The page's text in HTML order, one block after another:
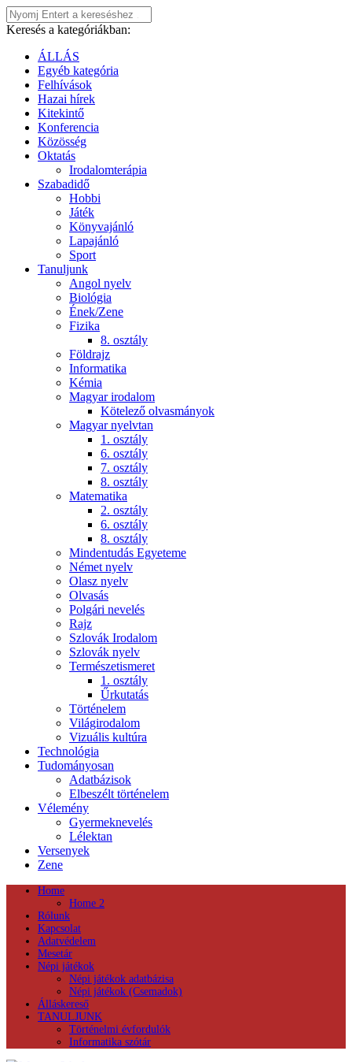
Keresés a kategóriákban:
ÁLLÁS
Egyéb kategória
Felhívások
Hazai hírek
Kitekintő
Konferencia
Közösség
Oktatás
Irodalomterápia
Szabadidő
Hobbi
Játék
Könyvajánló
Lapajánló
Sport
Tanuljunk
Angol nyelv
Biológia
Ének/Zene
Fizika
8. osztály
Földrajz
Informatika
Kémia
Magyar irodalom
Kötelező olvasmányok
Magyar nyelvtan
1. osztály
6. osztály
7. osztály
8. osztály
Matematika
2. osztály
6. osztály
8. osztály
Mindentudás Egyeteme
Német nyelv
Olasz nyelv
Olvasás
Polgári nevelés
Rajz
Szlovák Irodalom
Szlovák nyelv
Természetismeret
1. osztály
Űrkutatás
Történelem
Világirodalom
Vizuális kultúra
Technológia
Tudományosan
Adatbázisok
Elbeszélt történelem
Vélemény
Gyermeknevelés
Lélektan
Versenyek
Zene
Home
Home 2
Rólunk
Kapcsolat
Adatvédelem
Mesetár
Népi játékok
Népi játékok adatbázisa
Népi játékok (Csemadok)
Álláskereső
TANULJUNK
Történelmi évfordulók
Informatika szótár